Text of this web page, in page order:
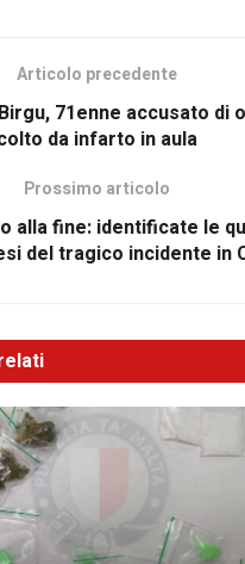
Articolo precedente
71enne accusato di
da infarto in aula
Prossimo articolo
alla fine: identificate le
del tragico incidente in